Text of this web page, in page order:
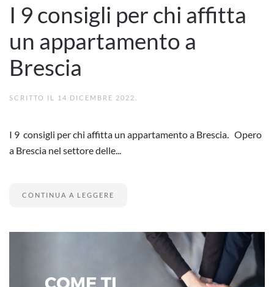
I 9 consigli per chi affitta
un appartamento a
Brescia
SCRITTO IL 14 DICEMBRE 2022
I 9 consigli per chi affitta un appartamento a Brescia. Opero
a Brescia nel settore delle...
CONTINUA A LEGGERE